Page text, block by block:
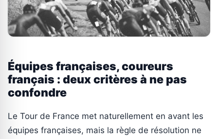
Équipes françaises, coureurs
français : deux critères à ne pas
confondre
Le Tour de France met naturellement en avant les
équipes françaises, mais la règle de résolution ne